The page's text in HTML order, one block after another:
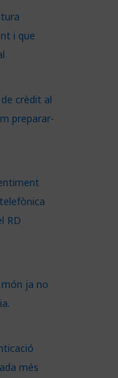
i que
crèdit al
preparar-
RD
món ja no
més